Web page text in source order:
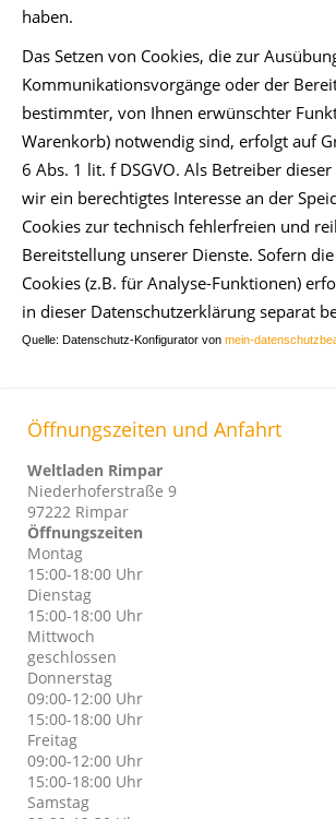
haben.
Das Setzen von Cookies, die zur
Kommunikationsvorgänge oder der
bestimmter, von Ihnen erwünschter
Warenkorb) notwendig sind, erfolgt auf
6 Abs. 1 lit. f DSGVO. Als Betreiber
wir ein berechtigtes Interesse an der
Cookies zur technisch fehlerfreien und
Bereitstellung unserer Dienste. Sofern
Cookies (z.B. für Analyse-Funktionen)
in dieser Datenschutzerklärung separat
Quelle: Datenschutz-Konfigurator von mein-
Öffnungszeiten und Anfahrt
Weltladen Rimpar
Niederhoferstraße 9
97222 Rimpar
Öffnungszeiten
Montag
15:00-18:00 Uhr
Dienstag
15:00-18:00 Uhr
Mittwoch
geschlossen
Donnerstag
09:00-12:00 Uhr
15:00-18:00 Uhr
Freitag
09:00-12:00 Uhr
15:00-18:00 Uhr
Samstag